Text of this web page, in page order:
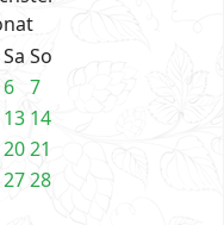
Sa So
6 7
13 14
2021
2728